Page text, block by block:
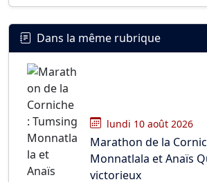
Dans la même rubrique
lundi 10 août 2026
Marathon de la
Monnatlala et Anaïs
victorieux